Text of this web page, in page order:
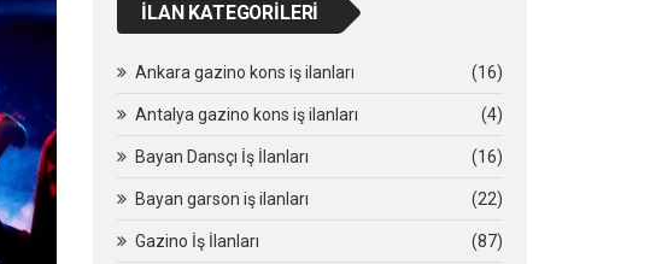
İLAN KATEGORILERI
Ankara gazino kons iş ilanları (16)
Antalya gazino kons iş ilanları (4)
Bayan Dansçı İş İlanları (16)
Bayan garson iş ilanları (22)
Gazino İş İlanları (87)